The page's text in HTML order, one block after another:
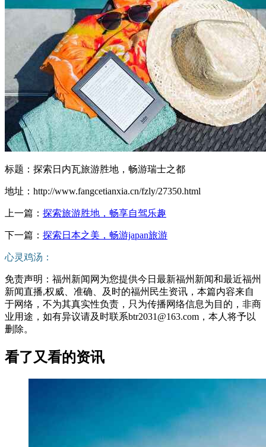
标题：探索日内瓦旅游胜地，畅游瑞士之都
地址：http://www.fangcetianxia.cn/fzly/27350.html
上一篇： 探索旅游胜地，畅享自驾乐趣
下一篇： 探索日本之美，畅游japan旅游
心灵鸡汤：
免责声明：福州新闻网为您提供今日最新福州新闻和最近福州
新闻直播,权威、准确、及时的福州民生资讯，本篇内容来自
于网络，不为其真实性负责，只为传播网络信息为目的，非商
业用途，如有异议请及时联系btr2031@163.com，本人将予以
删除。
看了又看的资讯